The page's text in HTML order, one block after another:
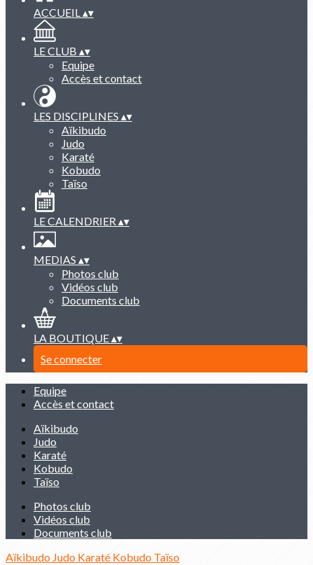
ACCUEIL▴▾
LE CLUB ▴▾
Equipe
Accès et contact
LES DISCIPLINES ▴▾
Aïkibudo
Judo
Karaté
Kobudo
Taïso
LE CALENDRIER▴▾
MEDIAS ▴▾
Photos club
Vidéos club
Documents club
LA BOUTIQUE▴▾
Se connecter
Equipe
Accès et contact
Aïkibudo
Judo
Karaté
Kobudo
Taïso
Photos club
Vidéos club
Documents club
Aïkibudo Judo Karaté Kobudo Taïso